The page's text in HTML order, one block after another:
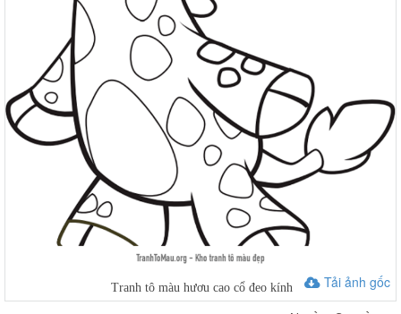
Tải ảnh gốc
Tranh tô màu hươu cao cổ đeo kính